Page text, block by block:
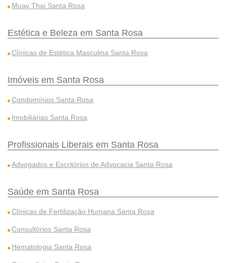
Muay Thai Santa Rosa
Estética e Beleza em Santa Rosa
Clínicas de Estética Masculina Santa Rosa
Imóveis em Santa Rosa
Condomínios Santa Rosa
Imobiliárias Santa Rosa
Profissionais Liberais em Santa Rosa
Advogados e Escritórios de Advocacia Santa Rosa
Saúde em Santa Rosa
Clínicas de Fertilização Humana Santa Rosa
Consultórios Santa Rosa
Hematologia Santa Rosa